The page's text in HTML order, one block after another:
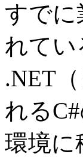
すでに
れてい
.NET
れる
環境に